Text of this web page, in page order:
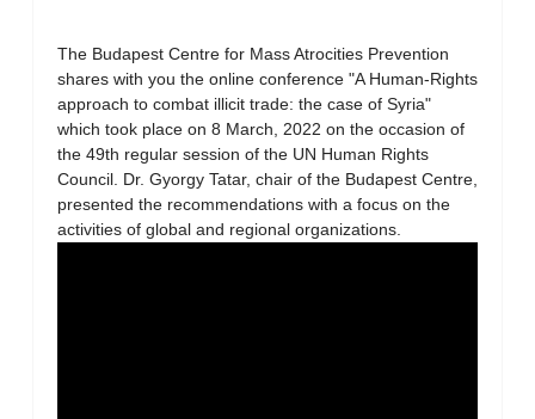
The Budapest Centre for Mass Atrocities Prevention
shares with you the online conference "A Human-Rights
approach to combat illicit trade: the case of Syria"
which took place on 8 March, 2022 on the occasion of
the 49th regular session of the UN Human Rights
Council. Dr. Gyorgy Tatar, chair of the Budapest Centre,
presented the recommendations with a focus on the
activities of global and regional organizations.